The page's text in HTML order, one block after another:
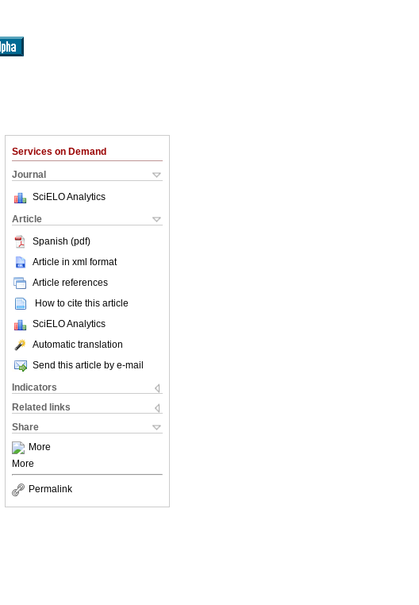
Services on Demand
Journal
SciELO Analytics
Article
Spanish (pdf)
Article in xml format
Article references
How to cite this article
SciELO Analytics
Automatic translation
Send this article by e-mail
Indicators
Related links
Share
More
More
Permalink